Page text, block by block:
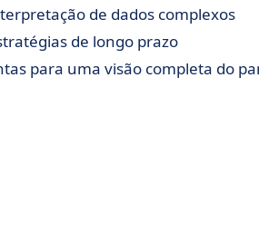
de dados complexos
de longo prazo
para uma visão completa do